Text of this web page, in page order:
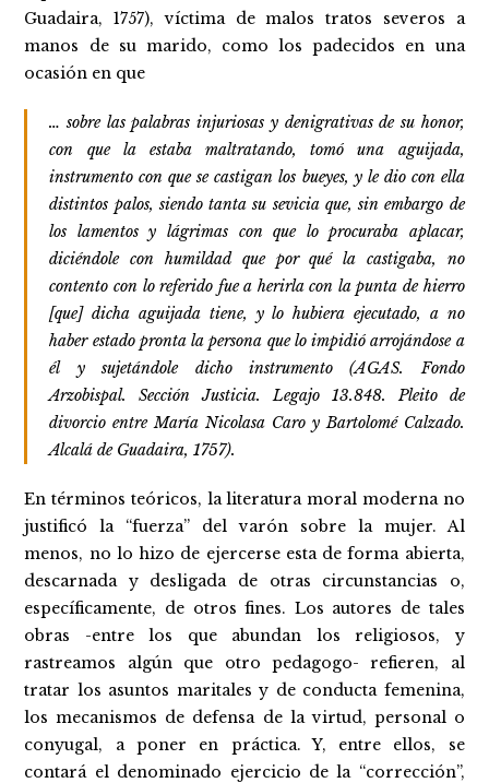
Guadaira, 1757), víctima de malos tratos severos a
manos de su marido, como los padecidos en una
ocasión en que
… sobre las palabras injuriosas y denigrativas de su honor,
con que la estaba maltratando, tomó una aguijada,
instrumento con que se castigan los bueyes, y le dio con ella
distintos palos, siendo tanta su sevicia que, sin embargo de
los lamentos y lágrimas con que lo procuraba aplacar,
diciéndole con humildad que por qué la castigaba, no
contento con lo referido fue a herirla con la punta de hierro
[que] dicha aguijada tiene, y lo hubiera ejecutado, a no
haber estado pronta la persona que lo impidió arrojándose a
él y sujetándole dicho instrumento(AGAS. Fondo
Arzobispal. Sección Justicia. Legajo 13.848. Pleito de
divorcio entre María Nicolasa Caro y Bartolomé Calzado.
Alcalá de Guadaira, 1757).
En términos teóricos, la literatura moral moderna no
justificó la “fuerza” del varón sobre la mujer. Al
menos, no lo hizo de ejercerse esta de forma abierta,
descarnada y desligada de otras circunstancias o,
específicamente, de otros fines. Los autores de tales
obras -entre los que abundan los religiosos, y
rastreamos algún que otro pedagogo- refieren, al
tratar los asuntos maritales y de conducta femenina,
los mecanismos de defensa de la virtud, personal o
conyugal, a poner en práctica. Y, entre ellos, se
contará el denominado ejercicio de la “corrección”,